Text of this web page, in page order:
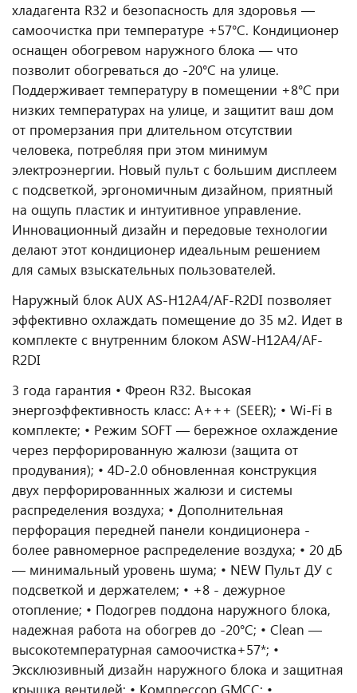
хладагента R32 и безопасность для здоровья —
самоочистка при температуре +57°C. Кондиционер
оснащен обогревом наружного блока — что
позволит обогреваться до -20°C на улице.
Поддерживает температуру в помещении +8°C при
низких температурах на улице, и защитит ваш дом
от промерзания при длительном отсутствии
человека, потребляя при этом минимум
электроэнергии. Новый пульт с большим дисплеем
с подсветкой, эргономичным дизайном, приятный
на ощупь пластик и интуитивное управление.
Инновационный дизайн и передовые технологии
делают этот кондиционер идеальным решением
для самых взыскательных пользователей.
Наружный блок AUX AS-H12A4/AF-R2DI позволяет
эффективно охлаждать помещение до 35 м2. Идет в
комплекте с внутренним блоком ASW-H12A4/AF-
R2DI
3 года гарантия • Фреон R32. Высокая
энергоэффективность класс: А+++ (SEER); • Wi-Fi в
комплекте; • Режим SOFT — бережное охлаждение
через перфорированную жалюзи (защита от
продувания); • 4D-2.0 обновленная конструкция
двух перфорированнных жалюзи и системы
распределения воздуха; • Дополнительная
перфорация передней панели кондиционера -
более равномерное распределение воздуха; • 20 дБ
— минимальный уровень шума; • NEW Пульт ДУ с
подсветкой и держателем; • +8 - дежурное
отопление; • Подогрев поддона наружного блока,
надежная работа на обогрев до -20°C; • Clean —
высокотемпературная самоочистка+57*; •
Эксклюзивный дизайн наружного блока и защитная